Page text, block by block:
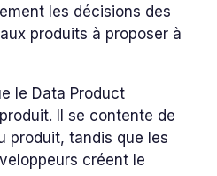
les décisions des
produits à proposer à
le Data Product
Il se contente de
produit, tandis que les
créent le